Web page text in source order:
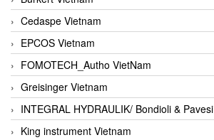
Cedaspe Vietnam
EPCOS Vietnam
FOMOTECH_Autho VietNam
Greisinger Vietnam
INTEGRAL HYDRAULIK/ Bondioli & Pavesi
King instrument Vietnam